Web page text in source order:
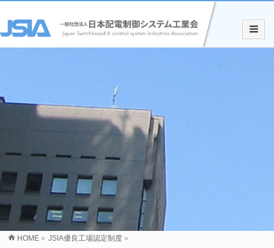
HOME » JSIA優良工場認定制度 »